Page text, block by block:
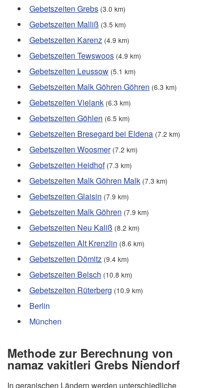
Gebetszeiten Grebs (3.0 km)
Gebetszeiten Malliß (3.5 km)
Gebetszeiten Karenz (4.9 km)
Gebetszeiten Tewswoos (4.9 km)
Gebetszeiten Leussow (5.1 km)
Gebetszeiten Malk Göhren Göhren (6.3 km)
Gebetszeiten Vielank (6.3 km)
Gebetszeiten Göhlen (6.5 km)
Gebetszeiten Bresegard bei Eldena (7.2 km)
Gebetszeiten Woosmer (7.2 km)
Gebetszeiten Heidhof (7.3 km)
Gebetszeiten Malk Göhren Malk (7.3 km)
Gebetszeiten Glaisin (7.9 km)
Gebetszeiten Malk Göhren (7.9 km)
Gebetszeiten Neu Kaliß (8.2 km)
Gebetszeiten Alt Krenzlin (8.6 km)
Gebetszeiten Dömitz (9.4 km)
Gebetszeiten Belsch (10.8 km)
Gebetszeiten Rüterberg (10.9 km)
Berlin
München
Methode zur Berechnung von
namaz vakitleri Grebs Niendorf
In geranischen Ländern werden unterschiedliche